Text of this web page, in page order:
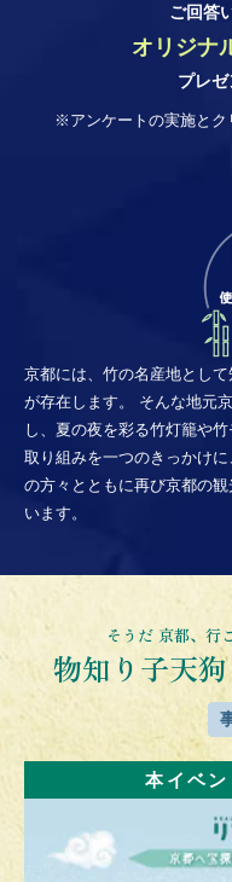
ご回答
オリジナ
プレゼ
※アンケートの実施とク
京都には、竹の名産地とし
が存在します。 そんな地元
し、夏の夜を彩る竹灯籠や
取り組みを一つのきっかけ
の方々とともに再び京都の
います。
そうだ 京都、行
物知り子天
本イベ